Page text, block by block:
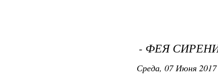
- ФЕЯ
Среда, 07 Июня